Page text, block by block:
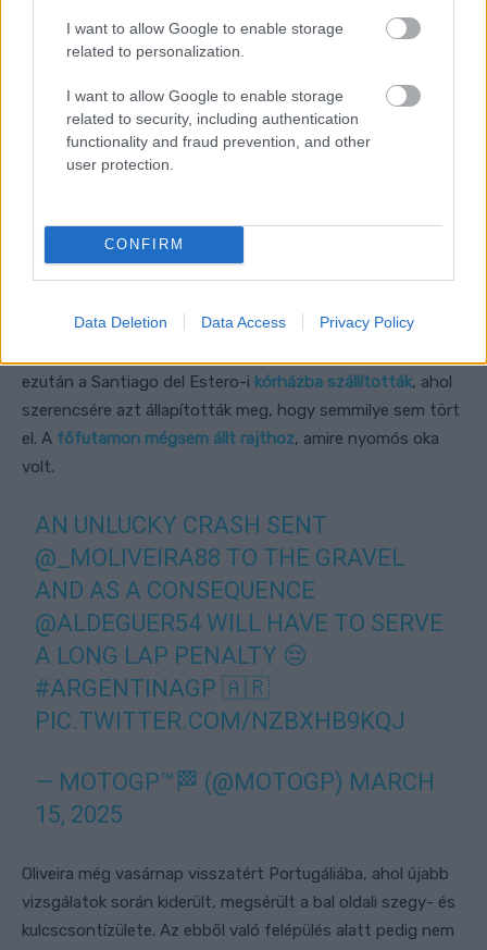
I want to allow Google to enable storage
related to personalization.
I want to allow Google to enable storage
related to security, including authentication
functionality and fraud prevention, and other
user protection.
CONFIRM
Data Deletion Data Access Privacy Policy